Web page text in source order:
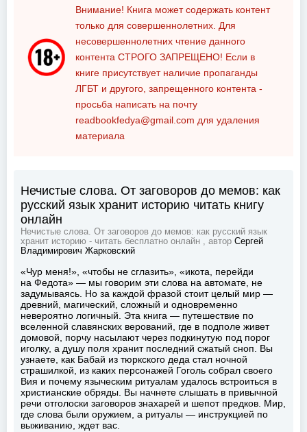
Внимание! Книга может содержать контент
только для совершеннолетних. Для
несовершеннолетних чтение данного
контента СТРОГО ЗАПРЕЩЕНО! Если в
книге присутствует наличие пропаганды
ЛГБТ и другого, запрещенного контента -
просьба написать на почту
readbookfedya@gmail.com для удаления
материала
Нечистые слова. От заговоров до мемов: как
русский язык хранит историю читать книгу
онлайн
Нечистые слова. От заговоров до мемов: как русский язык
хранит историю - читать бесплатно онлайн , автор Сергей
Владимирович Жарковский
«Чур меня!», «чтобы не сглазить», «икота, перейди
на Федота» — мы говорим эти слова на автомате, не
задумываясь. Но за каждой фразой стоит целый мир —
древний, магический, сложный и одновременно
невероятно логичный. Эта книга — путешествие по
вселенной славянских верований, где в подполе живет
домовой, порчу насылают через подкинутую под порог
иголку, а душу поля хранит последний сжатый сноп. Вы
узнаете, как Бабай из тюркского деда стал ночной
страшилкой, из каких персонажей Гоголь собрал своего
Вия и почему языческим ритуалам удалось встроиться в
христианские обряды. Вы начнете слышать в привычной
речи отголоски заговоров знахарей и шепот предков. Мир,
где слова были оружием, а ритуалы — инструкцией по
выживанию, ждет вас.